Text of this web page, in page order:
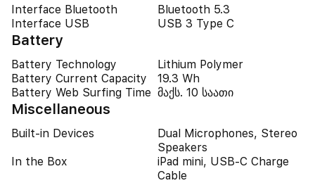
Interface Bluetooth
Bluetooth 5.3
Interface USB
USB 3 Type C
Battery
Battery Technology
Lithium Polymer
Battery Current Capacity
19.3 Wh
Battery Web Surfing Time მაქს. 10 საათი
Miscellaneous
Built-in Devices
Dual Microphones, Stereo
Speakers
In the Box
iPad mini, USB-C Charge
Cable